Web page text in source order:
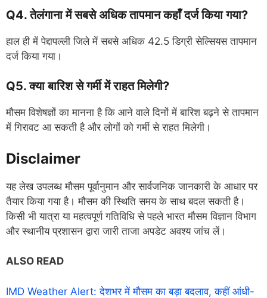
Q4. तेलंगाना में सबसे अधिक तापमान कहाँ दर्ज किया गया?
हाल ही में पेद्दापल्ली जिले में सबसे अधिक 42.5 डिग्री सेल्सियस तापमान
दर्ज किया गया।
Q5. क्या बारिश से गर्मी में राहत मिलेगी?
मौसम विशेषज्ञों का मानना है कि आने वाले दिनों में बारिश बढ़ने से तापमान
में गिरावट आ सकती है और लोगों को गर्मी से राहत मिलेगी।
Disclaimer
यह लेख उपलब्ध मौसम पूर्वानुमान और सार्वजनिक जानकारी के आधार पर
तैयार किया गया है। मौसम की स्थिति समय के साथ बदल सकती है।
किसी भी यात्रा या महत्वपूर्ण गतिविधि से पहले भारत मौसम विज्ञान विभाग
और स्थानीय प्रशासन द्वारा जारी ताजा अपडेट अवश्य जांच लें।
ALSO READ
IMD Weather Alert: देशभर में मौसम का बड़ा बदलाव, कहीं आंधी-